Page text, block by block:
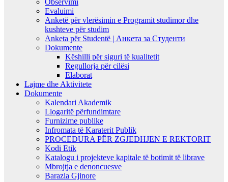
Evaluimi
Anketë për vlerësimin e Programit studimor dhe
kushteve për studim
Anketa për Studentë | Анкета за Студенти
Dokumente
Këshilli për siguri të kualitetit
Regullorja për cilësi
Elaborat
Lajme dhe Aktivitete
Dokumente
Kalendari Akademik
Llogaritë përfundimtare
Furnizime publike
Infromata të Karaterit Publik
PROCEDURA PËR ZGJEDHJEN E REKTORIT
Kodi Etik
Katalogu i projekteve kapitale të botimit të librave
Mbrojtja e denoncuesve
Barazia Gjinore